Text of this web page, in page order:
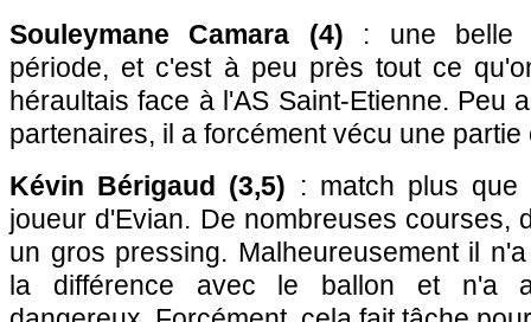
Souleymane Camara (4) : une belle
période, et c'est à peu près tout ce
héraultais face à l'AS Saint-Etienne. Peu
partenaires, il a forcément vécu une partie
Kévin Bérigaud (3,5) : match plus que
joueur d'Evian. De nombreuses courses,
un gros pressing. Malheureusement il
la différence avec le ballon et n'a